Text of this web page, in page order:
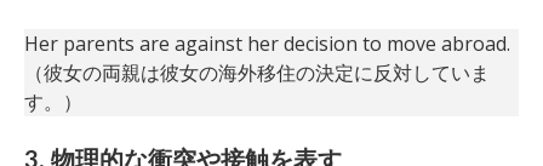
Her parents are against her decision to move abroad.
（彼女の両親は彼女の海外移住の決定に反対していま
す。）
3. 物理的な衝突や接触を表す